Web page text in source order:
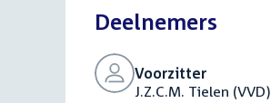
Deelnemers
Voorzitter
J.Z.C.M. Tielen (VVD)